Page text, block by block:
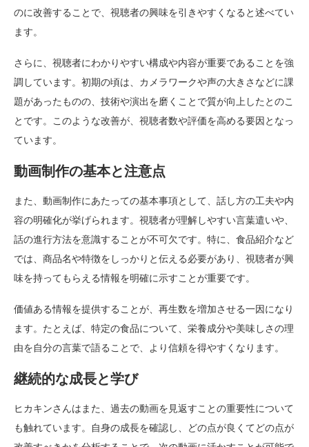
のに改善することで、視聴者の興味を引きやすくなると述べてい
ます。
さらに、視聴者にわかりやすい構成や内容が重要であることを強
調しています。初期の頃は、カメラワークや声の大きさなどに課
題があったものの、技術や演出を磨くことで質が向上したとのこ
とです。このような改善が、視聴者数や評価を高める要因となっ
ています。
動画制作の基本と注意点
また、動画制作にあたっての基本事項として、話し方の工夫や内
容の明確化が挙げられます。視聴者が理解しやすい言葉遣いや、
話の進行方法を意識することが不可欠です。特に、食品紹介など
では、商品名や特徴をしっかりと伝える必要があり、視聴者が興
味を持ってもらえる情報を明確に示すことが重要です。
価値ある情報を提供することが、再生数を増加させる一因になり
ます。たとえば、特定の食品について、栄養成分や美味しさの理
由を自分の言葉で語ることで、より信頼を得やすくなります。
継続的な成長と学び
ヒカキンさんはまた、過去の動画を見返すことの重要性について
も触れています。自身の成長を確認し、どの点が良くてどの点が